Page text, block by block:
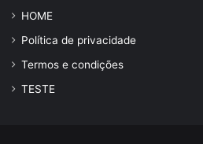
HOME
Política de privacidade
Termos e condições
TESTE